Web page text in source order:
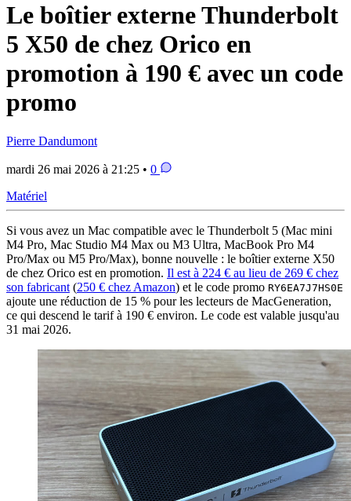
Le boîtier externe Thunderbolt
5 X50 de chez Orico en
promotion à 190 € avec un code
promo
Pierre Dandumont
mardi 26 mai 2026 à 21:25 • 0
Matériel
Si vous avez un Mac compatible avec le Thunderbolt 5 (Mac mini
M4 Pro, Mac Studio M4 Max ou M3 Ultra, MacBook Pro M4
Pro/Max ou M5 Pro/Max), bonne nouvelle : le boîtier externe X50
de chez Orico est en promotion. Il est à 224 € au lieu de 269 € chez
son fabricant (250 € chez Amazon) et le code promo RY6EA7J7HS0E
ajoute une réduction de 15 % pour les lecteurs de MacGeneration,
ce qui descend le tarif à 190 € environ. Le code est valable jusqu'au
31 mai 2026.